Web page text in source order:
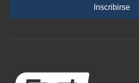
Inscribirse